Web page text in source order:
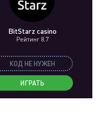
BitStarz casino
Рейтинг 8.7
КОД НЕ НУЖЕН
ИГРАТЬ